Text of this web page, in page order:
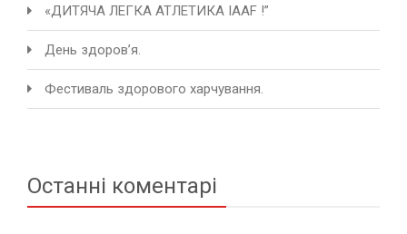
«ДИТЯЧА ЛЕГКА АТЛЕТИКА IAAF !”
День здоров’я.
Фестиваль здорового харчування.
Останні коментарі